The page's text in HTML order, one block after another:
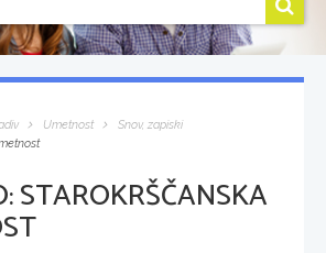
Umetnost
Snov, zapiski
STAROKRŠČANSKA